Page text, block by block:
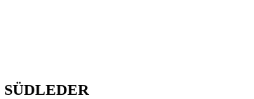
SÜDLEDER